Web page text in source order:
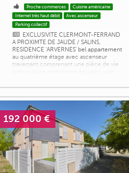
Proche commerces
Cuisine américaine
Internet très haut débit
Avec ascenseur
Parking collectif
EXCLUSIVITE CLERMONT-FERRAND
A PROXIMTE DE JAUDE / SALINS,
RESIDENCE 'ARVERNES' bel appartement
au quatrième étage avec ascenseur
traversant comprenant une pièce de vie
wc. Une stationnement privatif en sous-
résidence bien ténue pas de travaux à
prévoir, toutes commodités à proximité.
Honoraires à la charge du [...]
192 000 €